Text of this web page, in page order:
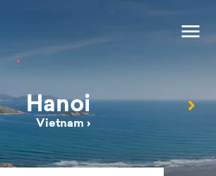
Hanoi
Vietnam ›
›